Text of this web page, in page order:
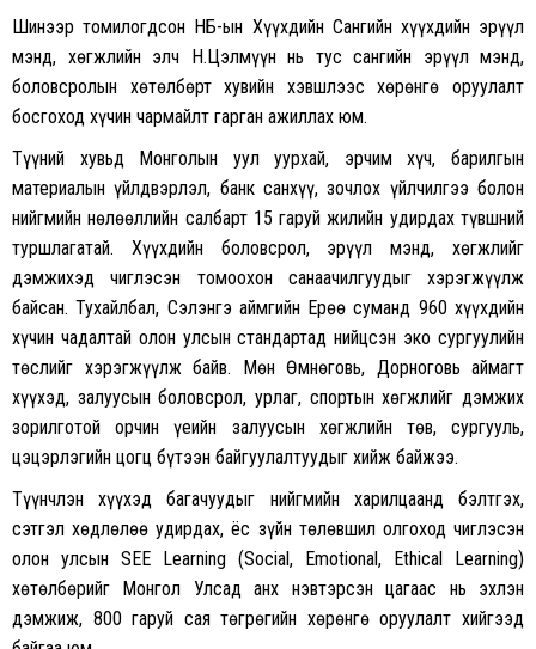
Шинээр томилогдсон НҮБ-ын Хүүхдийн Сангийн хүүхдийн эрүүл
мэнд, хөгжлийн элч Н.Цэлмүүн нь тус сангийн эрүүл мэнд,
боловсролын хөтөлбөрт хувийн хэвшлээс хөрөнгө оруулалт
босгоход хүчин чармайлт гарган ажиллах юм.
Түүний хувьд Монголын уул уурхай, эрчим хүч, барилгын
материалын үйлдвэрлэл, банк санхүү, зочлох үйлчилгээ болон
нийгмийн нөлөөллийн салбарт 15 гаруй жилийн удирдах түвшний
туршлагатай. Хүүхдийн боловсрол, эрүүл мэнд, хөгжлийг
дэмжихэд чиглэсэн томоохон санаачилгуудыг хэрэгжүүлж
байсан. Тухайлбал, Сэлэнгэ аймгийн Ерөө суманд 960 хүүхдийн
хүчин чадалтай олон улсын стандартад нийцсэн эко сургуулийн
төслийг хэрэгжүүлж байв. Мөн Өмнөговь, Дорноговь аймагт
хүүхэд, залуусын боловсрол, урлаг, спортын хөгжлийг дэмжих
зорилготой орчин үеийн залуусын хөгжлийн төв, сургууль,
цэцэрлэгийн цогц бүтээн байгуулалтуудыг хийж байжээ.
Түүнчлэн хүүхэд багачуудыг нийгмийн харилцаанд бэлтгэх,
сэтгэл хөдлөлөө удирдах, ёс зүйн төлөвшил олгоход чиглэсэн
олон улсын SEE Learning (Social, Emotional, Ethical Learning)
хөтөлбөрийг Монгол Улсад анх нэвтэрсэн цагаас нь эхлэн
дэмжиж, 800 гаруй сая төгрөгийн хөрөнгө оруулалт хийгээд